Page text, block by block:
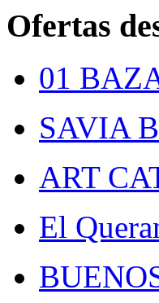
Ofertas
01
SAVIA
ART
El